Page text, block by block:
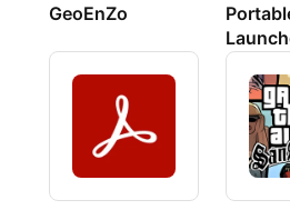
GeoEnZo